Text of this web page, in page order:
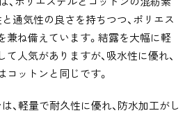
通気性の良さを持ちつつ、ポリエス
兼ね備えています。結露を大幅に軽
人気がありますが、吸水性に優れ、
ットンと同じです。
、軽量で耐久性に優れ、防水加工がし